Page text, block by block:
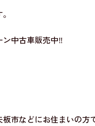
中古車販売中‼
市などにお住まいの方